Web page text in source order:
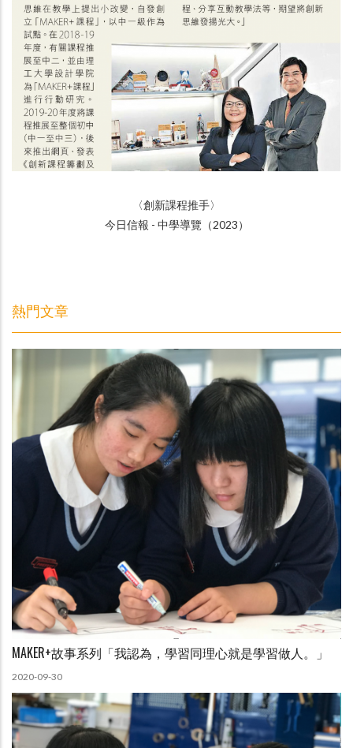
〈創新課程推手〉
今日信報 - 中學導覽（2023）
熱門文章
MAKER+故事系列「我認為，學習同理心就是學習做人。」
2020-09-30